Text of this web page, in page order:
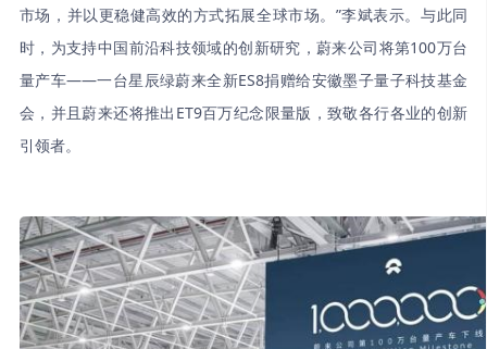
市场，并以更稳健高效的方式拓展全球市场。”李斌表示。与此同
时，为支持中国前沿科技领域的创新研究，蔚来公司将第100万台
量产车——一台星辰绿蔚来全新ES8捐赠给安徽墨子量子科技基金
会，并且蔚来还将推出ET9百万纪念限量版，致敬各行各业的创新
引领者。